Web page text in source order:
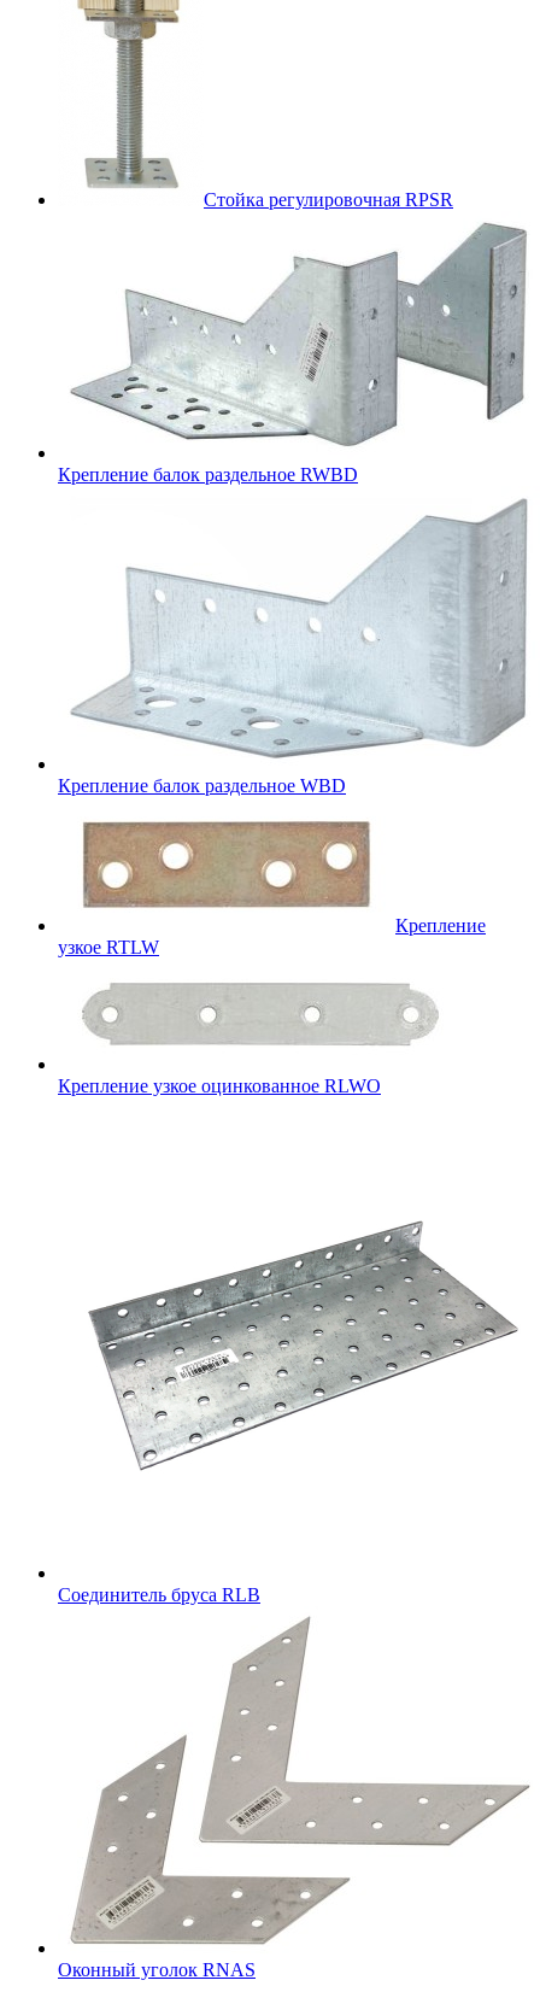
Стойка регулировочная RPSR
Крепление балок раздельное RWBD
Крепление балок раздельное WBD
Крепление
узкое RTLW
Крепление узкое оцинкованное RLWO
Соединитель бруса RLB
Оконный уголок RNAS